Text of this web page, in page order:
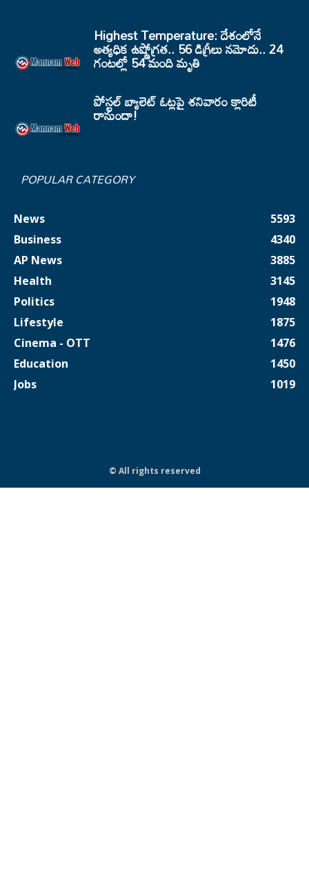
Highest Temperature: దేశంలోనే
అత్యధిక ఉష్ణోగ్రత.. 56 డిగ్రీలు నమోదు.. 24
గంటల్లో 54 మంది మృతి
పోస్టల్ బ్యాలెట్ ఓట్లపై శనివారం క్లారిటీ
రానుందా!
POPULAR CATEGORY
News
5593
Business
4340
AP News
3885
Health
3145
Politics
1948
Lifestyle
1875
Cinema - OTT
1476
Education
1450
Jobs
1019
© All rights reserved